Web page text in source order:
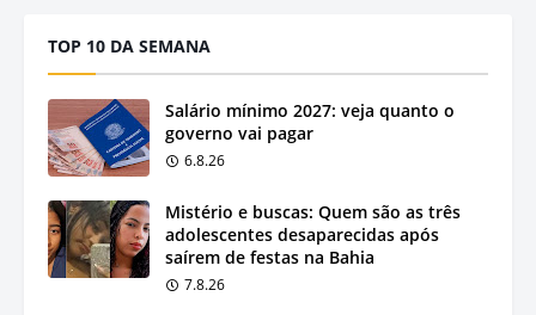
TOP 10 DA SEMANA
Salário mínimo 2027: veja quanto o
governo vai pagar
6.8.26
Mistério e buscas: Quem são as três
adolescentes desaparecidas após
saírem de festas na Bahia
7.8.26